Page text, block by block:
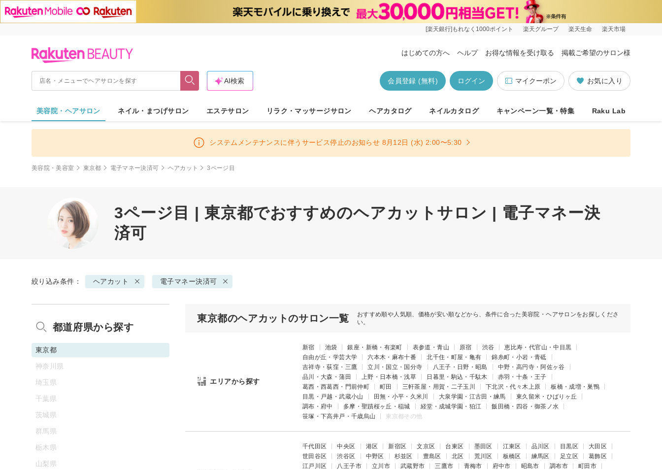
[楽天銀行]もれなく1000ポイント 楽天グループ 楽天生命 楽天市場
はじめての方へ ヘルプ お得な情報を受け取る 掲載ご希望のサロン様
お気に入り
マイクーポン
ログイン
会員登録 (無料)
AI検索
美容院・ヘアサロン ネイル・まつげサロン エステサロン リラク・マッサージサロン ヘアカタログ ネイルカタログ キャンペーン一覧・特集 Raku Lab
システムメンテナンスに伴うサービス停止のお知らせ 8月12日 (水) 2:00〜5:30
美容院・美容室 東京都 電子マネー決済可 ヘアカット 3ページ目
3ページ目 | 東京都でおすすめのヘアカットサロン | 電子マネー決
済可
絞り込み条件： ヘアカット 電子マネー決済可
東京都のヘアカットのサロン一覧
おすすめ順や人気順、価格が安い順などから、条件に合った美容院・ヘアサロンをお探しくださ
い。
エリアから探す
新宿 池袋 銀座・新橋・有楽町 表参道・青山 原宿 渋谷
恵比寿・代官山・中目黒
自由が丘・学芸大学
六本木・麻布十番 北千住・町屋・亀有
錦糸町・小岩・青砥
吉祥寺・荻窪・三鷹
立川・国立・国分寺 八王子・日野・昭島
中野・高円寺・阿佐ヶ谷
品川・大森・蒲田
上野・日本橋・浅草 日暮里・駒込・千駄木
赤羽・十条・王子
葛西・西葛西・門前仲町
町田 三軒茶屋・用賀・二子玉川 下北沢・代々木上原
板橋・成増・巣鴨
目黒・戸越・武蔵小山
田無・小平・久米川 大泉学園・江古田・練馬
東久留米・ひばりヶ丘
調布・府中
多摩・聖蹟桜ヶ丘・稲城 経堂・成城学園・狛江
飯田橋・四谷・御茶ノ水
笹塚・下高井戸・千歳烏山
東京都その他
千代田区 中央区 港区 新宿区 文京区 台東区 墨田区 江東区 品川区 目黒区
大田区
世田谷区
渋谷区 中野区 杉並区 豊島区 北区 荒川区 板橋区 練馬区 足立区
葛飾区
江戸川区
八王子市 立川市 武蔵野市 三鷹市 青梅市 府中市 昭島市 調布市
町田市
都道府県から探す
東京都
神奈川県
埼玉県
千葉県
茨城県
群馬県
栃木県
山梨県